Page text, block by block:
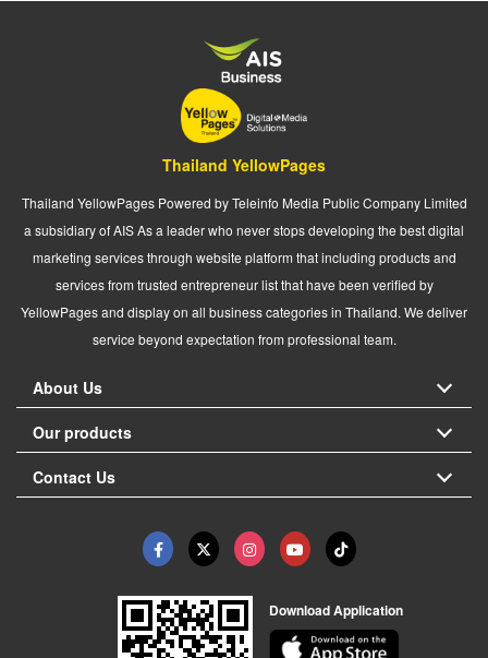
Thailand YellowPages
Thailand YellowPages Powered by Teleinfo Media Public Company Limited
a subsidiary of AIS As a leader who never stops developing the best digital
marketing services through website platform that including products and
services from trusted entrepreneur list that have been verified by
YellowPages and display on all business categories in Thailand. We deliver
service beyond expectation from professional team.
About Us
Our products
Contact Us
Download Application